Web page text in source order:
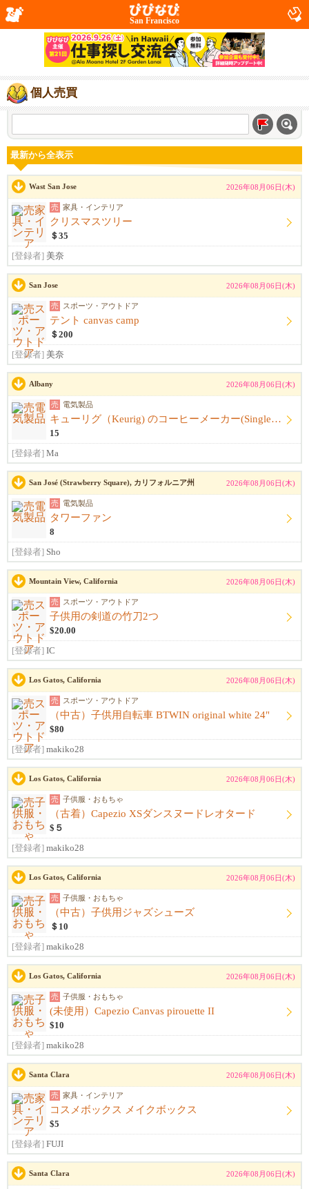
San Francisco
個人売買
最新から全表示
Wast San Jose 2026年08月06日(木)
売 家具・インテリア
クリスマスツリー
＄35
[登録者] 美奈
San Jose 2026年08月06日(木)
売 スポーツ・アウトドア
テント canvas camp
＄200
[登録者] 美奈
Albany 2026年08月06日(木)
売 電気製品
キューリグ（Keurig) のコーヒーメーカー(Single Serve Coffee) Maker
15
[登録者] Ma
San José (Strawberry Square), カリフォルニア州 2026年08月06日(木)
売 電気製品
タワーファン
8
[登録者] Sho
Mountain View, California 2026年08月06日(木)
売 スポーツ・アウトドア
子供用の剣道の竹刀2つ
$20.00
[登録者] IC
Los Gatos, California 2026年08月06日(木)
売 スポーツ・アウトドア
（中古）子供用自転車 BTWIN original white 24"
$80
[登録者] makiko28
Los Gatos, California 2026年08月06日(木)
売 子供服・おもちゃ
（古着）Capezio XSダンスヌードレオタード
$５
[登録者] makiko28
Los Gatos, California 2026年08月06日(木)
売 子供服・おもちゃ
（中古）子供用ジャズシューズ
＄10
[登録者] makiko28
Los Gatos, California 2026年08月06日(木)
売 子供服・おもちゃ
(未使用）Capezio Canvas pirouette II
$10
[登録者] makiko28
Santa Clara 2026年08月06日(木)
売 家具・インテリア
コスメボックス メイクボックス
$5
[登録者] FUJI
Santa Clara 2026年08月06日(木)